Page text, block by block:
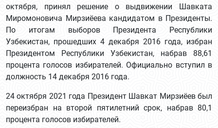
октября, принял решение о выдвижении Шавката
Миромоновича Мирзиёева кандидатом в Президенты.
По итогам выборов Президента Республики
Узбекистан, прошедших 4 декабря 2016 года, избран
Президентом Республики Узбекистан, набрав 88,61
процента голосов избирателей. Официально вступил в
должность 14 декабря 2016 года.
24 октября 2021 года Президент Шавкат Мирзиёев был
переизбран на второй пятилетний срок, набрав 80,1
процента голосов избирателей.